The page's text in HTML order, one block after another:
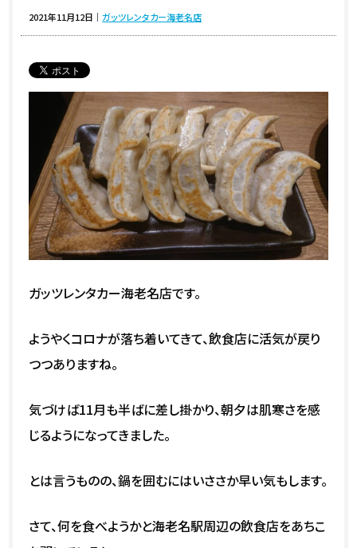
2021年11月12日 ｜ガッツレンタカー海老名店
ガッツレンタカー海老名店です。
ようやくコロナが落ち着いてきて、飲食店に活気が戻り
つつありますね。
気づけば11月も半ばに差し掛かり、朝夕は肌寒さを感
じるようになってきました。
とは言うものの、鍋を囲むにはいささか早い気もします。
さて、何を食べようかと海老名駅周辺の飲食店をあちこ